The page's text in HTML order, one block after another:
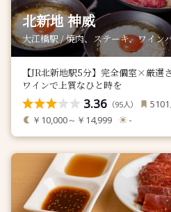
北新地 神威
大江橋駅 / 焼肉、ステーキ、ワイン
【JR北新地駅5分】完全個室×厳選
ワインで上質なひと時を
3.36 （95人） 5101
￥10,000～￥14,999 -